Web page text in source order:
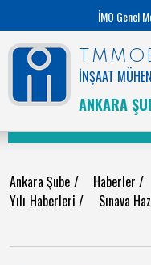
İMO Genel
İNŞAAT
ANKARA
Ankara Şube / Haberler /
Yılı Haberleri/ Sınava